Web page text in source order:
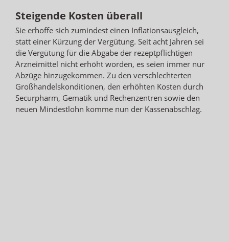
Steigende Kosten überall
Sie erhoffe sich zumindest einen Inflationsausgleich,
statt einer Kürzung der Vergütung. Seit acht Jahren sei
die Vergütung für die Abgabe der rezeptpflichtigen
Arzneimittel nicht erhöht worden, es seien immer nur
Abzüge hinzugekommen. Zu den verschlechterten
Großhandelskonditionen, den erhöhten Kosten durch
Securpharm, Gematik und Rechenzentren sowie den
neuen Mindestlohn komme nun der Kassenabschlag.